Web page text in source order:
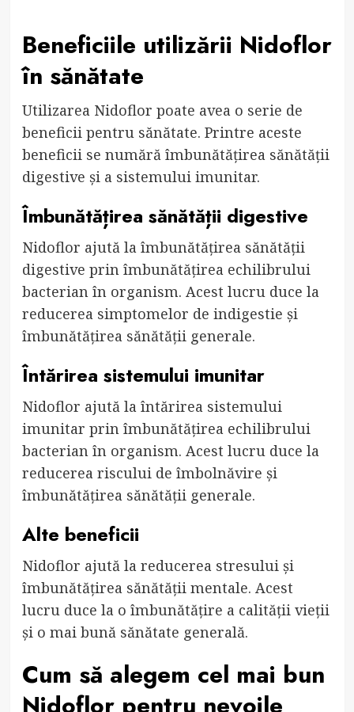
Beneficiile utilizării Nidoflor
în sănătate
Utilizarea Nidoflor poate avea o serie de
beneficii pentru sănătate. Printre aceste
beneficii se numără îmbunătățirea sănătății
digestive și a sistemului imunitar.
Îmbunătățirea sănătății digestive
Nidoflor ajută la îmbunătățirea sănătății
digestive prin îmbunătățirea echilibrului
bacterian în organism. Acest lucru duce la
reducerea simptomelor de indigestie și
îmbunătățirea sănătății generale.
Întărirea sistemului imunitar
Nidoflor ajută la întărirea sistemului
imunitar prin îmbunătățirea echilibrului
bacterian în organism. Acest lucru duce la
reducerea riscului de îmbolnăvire și
îmbunătățirea sănătății generale.
Alte beneficii
Nidoflor ajută la reducerea stresului și
îmbunătățirea sănătății mentale. Acest
lucru duce la o îmbunătățire a calității vieții
și o mai bună sănătate generală.
Cum să alegem cel mai bun
Nidoflor pentru nevoile